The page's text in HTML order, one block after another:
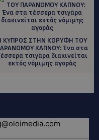
ΚΥΠΡΟΣ ΣΤΗΝ ΚΟΡΥΦΗ ΤΟΥ
ΚΑΠΝΟΥ: Ένα στα
τσιγάρα διακινείται
εκτός νόμιμης αγοράς